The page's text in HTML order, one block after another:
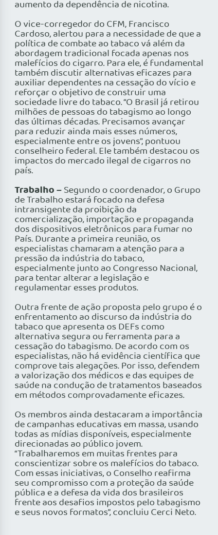
aumento da dependência de nicotina.
O vice-corregedor do CFM, Francisco
Cardoso, alertou para a necessidade de que a
política de combate ao tabaco vá além da
abordagem tradicional focada apenas nos
malefícios do cigarro. Para ele, é fundamental
também discutir alternativas eficazes para
auxiliar dependentes na cessação do vício e
reforçar o objetivo de construir uma
sociedade livre do tabaco. “O Brasil já retirou
milhões de pessoas do tabagismo ao longo
das últimas décadas. Precisamos avançar
para reduzir ainda mais esses números,
especialmente entre os jovens”, pontuou
conselheiro federal. Ele também destacou os
impactos do mercado ilegal de cigarros no
país.
Trabalho –Segundo o coordenador, o Grupo
de Trabalho estará focado na defesa
intransigente da proibição da
comercialização, importação e propaganda
dos dispositivos eletrônicos para fumar no
País. Durante a primeira reunião, os
especialistas chamaram a atenção para a
pressão da indústria do tabaco,
especialmente junto ao Congresso Nacional,
para tentar alterar a legislação e
regulamentar esses produtos.
Outra frente de ação proposta pelo grupo é o
enfrentamento ao discurso da indústria do
tabaco que apresenta os DEFs como
alternativa segura ou ferramenta para a
cessação do tabagismo. De acordo com os
especialistas, não há evidência científica que
comprove tais alegações. Por isso, defendem
a valorização dos médicos e das equipes de
saúde na condução de tratamentos baseados
em métodos comprovadamente eficazes.
Os membros ainda destacaram a importância
de campanhas educativas em massa, usando
todas as mídias disponíveis, especialmente
direcionadas ao público jovem.
“Trabalharemos em muitas frentes para
conscientizar sobre os malefícios do tabaco.
Com essas iniciativas, o Conselho reafirma
seu compromisso com a proteção da saúde
pública e a defesa da vida dos brasileiros
frente aos desafios impostos pelo tabagismo
e seus novos formatos”, concluiu Cerci Neto.